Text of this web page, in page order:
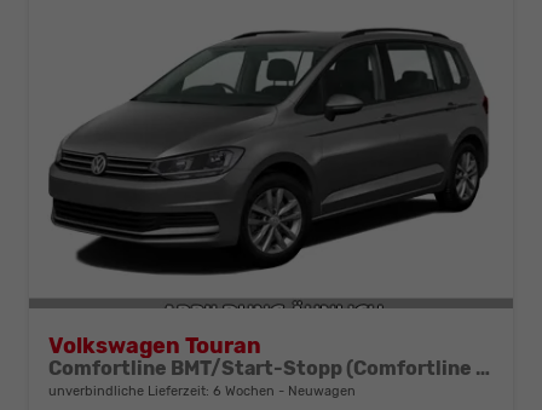
Volkswagen Touran
Comfortline BMT/Start-Stopp (Comfortline BMT/Start-Stopp) 1.5 TSI 110kW (150 PS) 7-Gang-DSG
unverbindliche Lieferzeit: 6 Wochen Neuwagen